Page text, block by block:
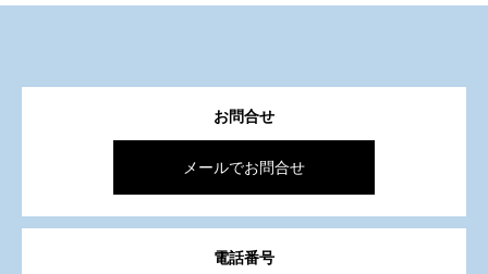
お問合せ
メールでお問合せ
電話番号